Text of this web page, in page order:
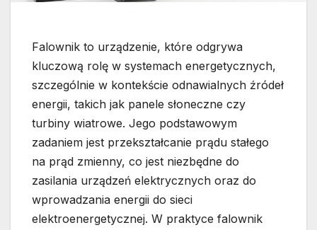
Falownik to urządzenie, które odgrywa
kluczową rolę w systemach energetycznych,
szczególnie w kontekście odnawialnych źródeł
energii, takich jak panele słoneczne czy
turbiny wiatrowe. Jego podstawowym
zadaniem jest przekształcanie prądu stałego
na prąd zmienny, co jest niezbędne do
zasilania urządzeń elektrycznych oraz do
wprowadzania energii do sieci
elektroenergetycznej. W praktyce falownik